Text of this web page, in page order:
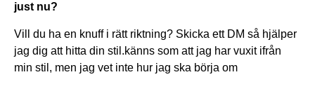
just nu?
Vill du ha en knuff i rätt riktning? Skicka ett DM så hjälper
jag dig att hitta din stil.känns som att jag har vuxit ifrån
min stil, men jag vet inte hur jag ska börja om